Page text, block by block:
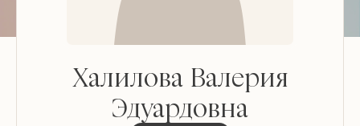
Халилова Валерия
Эдуардовна